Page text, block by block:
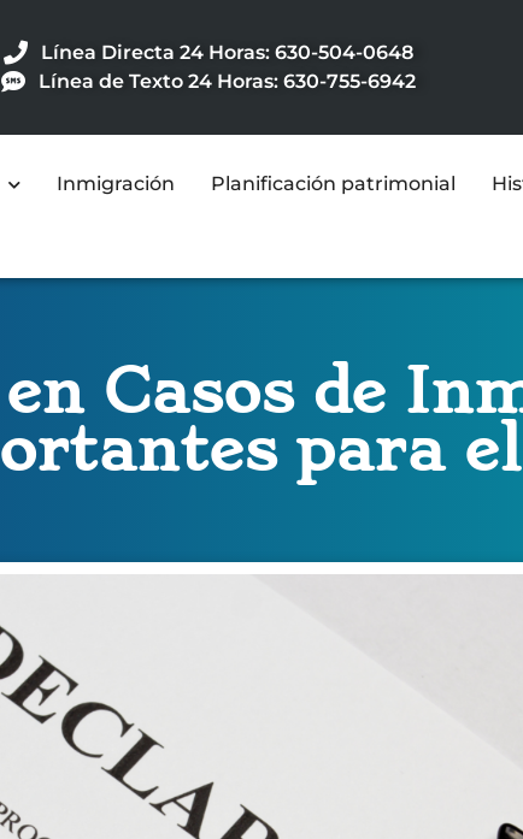
Línea Directa 24 Horas: 630-504-0648
Línea de Texto 24 Horas: 630-755-6942
Inmigración Planificación patrimonial
Casos de
para